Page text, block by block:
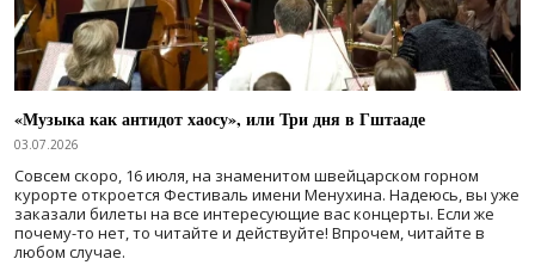
«Музыка как антидот хаосу», или Три дня в Гштааде
03.07.2026
Совсем скоро, 16 июля, на знаменитом швейцарском горном
курорте откроется Фестиваль имени Менухина. Надеюсь, вы уже
заказали билеты на все интересующие вас концерты. Если же
почему-то нет, то читайте и действуйте! Впрочем, читайте в
любом случае.